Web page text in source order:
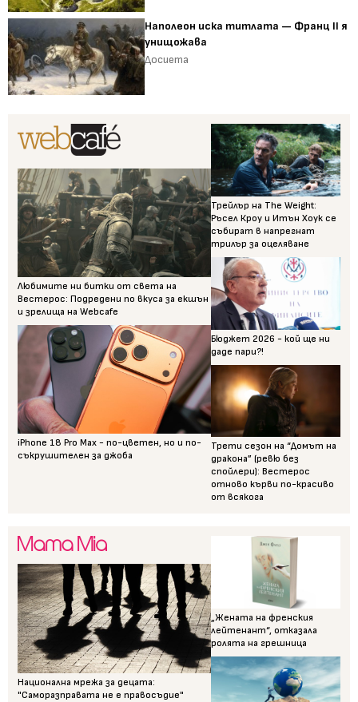
Наполеон иска титлата — Франц II я
унищожава
Досиета
Любимите ни битки от света на
Вестерос: Подредени по вкуса за екшън
и зрелища на Webcafe
iPhone 18 Pro Max - по-цветен, но и по-
съкрушителен за джоба
Трейлър на The Weight:
Ръсел Кроу и Итън Хоук се
събират в напрегнат
трилър за оцеляване
Бюджет 2026 - кой ще ни
даде пари?!
Трети сезон на “Домът на
дракона” (ревю без
спойлери): Вестерос
отново кърви по-красиво
от всякога
Национална мрежа за децата:
"Саморазправата не е правосъдие"
„Жената на френския
лейтенант“, отказала
ролята на грешница